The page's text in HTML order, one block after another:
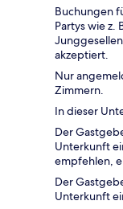
Buchungen
Partys wie z.
akzeptiert.
Nur
Zimmern.
In dieser
Der
Unterkunft
empfehlen,
Der
Unterkunft